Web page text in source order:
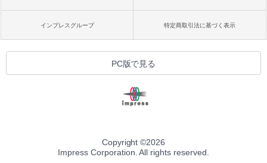
インプレスグループ 特定商取引法に基づく表示
PC版で見る
Copyright ©2026
Impress Corporation. All rights reserved.